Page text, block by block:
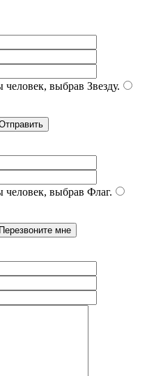
человек, выбрав Звезду.
человек, выбрав Флаг.